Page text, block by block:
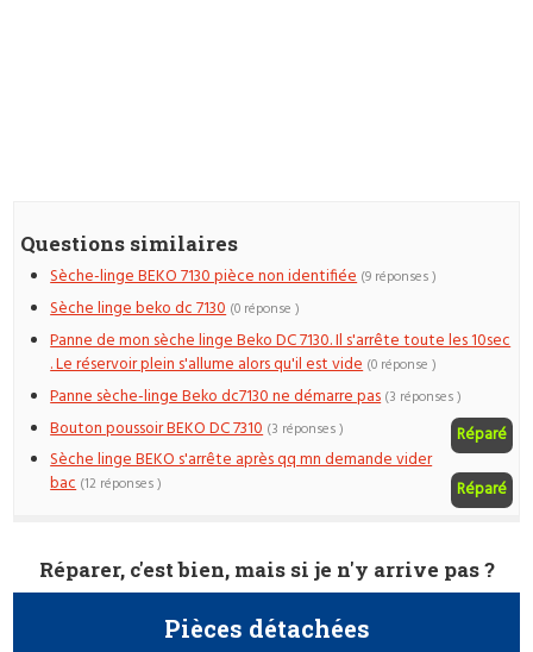
Questions similaires
Sèche-linge BEKO 7130 pièce non identifiée (9 réponses )
Sèche linge beko dc 7130 (0 réponse )
Panne de mon sèche linge Beko DC 7130. Il s'arrête toute les 10sec
. Le réservoir plein s'allume alors qu'il est vide (0 réponse )
Panne sèche-linge Beko dc7130 ne démarre pas (3 réponses )
Bouton poussoir BEKO DC 7310 Réparé
(3 réponses )
Sèche linge BEKO s'arrête après qq mn demande vider
bac
Réparé
(12 réponses )
Réparer, c'est bien, mais si je n'y arrive pas ?
Pièces détachées